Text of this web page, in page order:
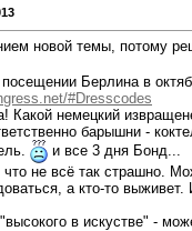
новой темы, потому
Берлина в
#Dresscodes
Какой немецкий
барышни -
и все 3 дня Бонд...
не всё так страшно.
а кто-то
в искустве" -